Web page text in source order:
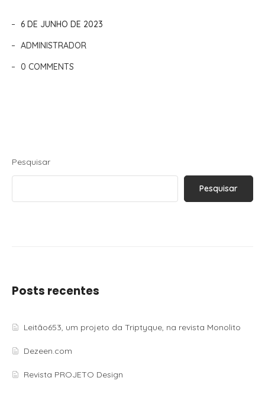
6 DE JUNHO DE 2023
ADMINISTRADOR
0 COMMENTS
Pesquisar
Pesquisar
Posts recentes
Leitão653, um projeto da Triptyque, na revista Monolito
Dezeen.com
Revista PROJETO Design